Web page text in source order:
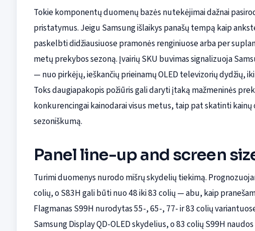
Tokie komponentų duomenų bazės nutekėjimai dažnai
pristatymus. Jeigu Samsung išlaikys panašų tempą kaip
paskelbti didžiausiuose pramonės renginiuose arba per
metų prekybos sezoną. Įvairių SKU buvimas signalizuoja
— nuo pirkėjų, ieškančių prieinamų OLED televizorių dydžių,
Toks daugiapakopis požiūris gali daryti įtaką mažmeninės
konkurencingai kainodarai visus metus, taip pat skatinti
sezoniškumą.
Panel line-up and screen
Turimi duomenys nurodo mišrų skydelių tiekimą.
colių, o S83H gali būti nuo 48 iki 83 colių — abu, kaip
Flagmanas S99H nurodytas 55-, 65-, 77- ir 83 colių
Samsung Display QD-OLED skydelius, o 83 colių S99H